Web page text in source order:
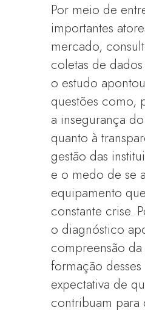
Por meio de
importantes
mercado,
coletas de
o estudo
questões como,
a insegurança
quanto à
gestão das
e o medo de se
equipamento
constante crise.
o diagnóstico
compreensão
formação
expectativa de
contribuam